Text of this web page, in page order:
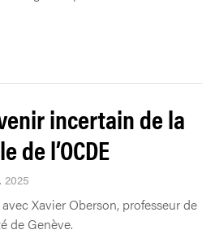
incertain de la
de l’OCDE
2025
Xavier Oberson, professeur de
de Genève.